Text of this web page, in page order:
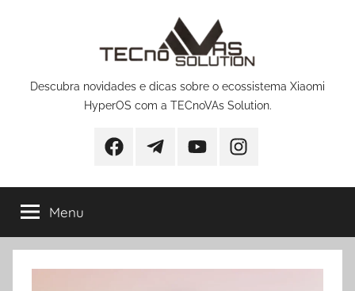
Descubra novidades e dicas sobre o ecossistema Xiaomi
HyperOS com a TECnoVAs Solution.
FacebookTelegramYouTubeInstagram
Menu